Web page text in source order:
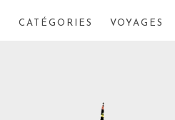
CATÉGORIES VOYAGES